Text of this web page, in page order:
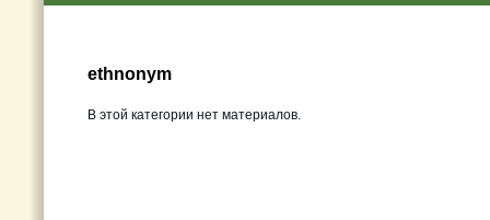
ethnonym
В этой категории нет материалов.